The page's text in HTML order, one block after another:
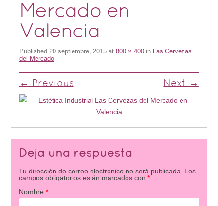
Mercado en
Valencia
Published 20 septiembre, 2015at 800 × 400in Las Cervezas
del Mercado
← Previous Next →
Deja una respuesta
Tu dirección de correo electrónico no será publicada. Los
campos obligatorios están marcados con *
Nombre *